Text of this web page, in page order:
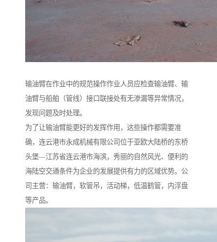
输油臂在作业中的规范操作作业人员应检查输油臂、输
油臂与船舶（管线）接口联接处有无渗漏等异常情况，
发现问题及时处理。
为了让输油臂能更好的发挥作用，这些操作都需要准
确，连云港市永成机械有限公司位于亚欧大陆桥的东桥
头堡—江苏省连云港市海滨，秀丽的自然风光、便利的
海陆空交通条件为企业的发展提供有力的区域优势。公
司主营：输油臂，软管吊，活动梯，低温鹤管，内浮盘
等产品。